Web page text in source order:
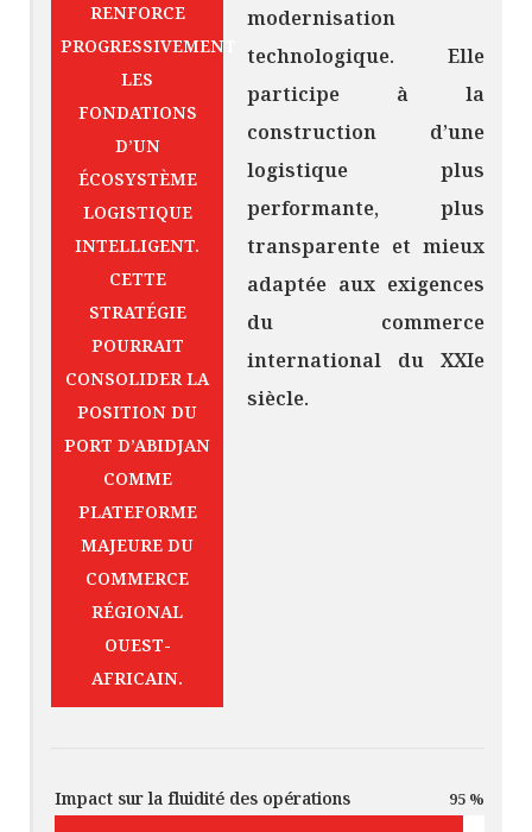
RENFORCE
PROGRESSIVEMENT
LES
FONDATIONS
D’UN
ÉCOSYSTÈME
LOGISTIQUE
INTELLIGENT.
CETTE
STRATÉGIE
POURRAIT
CONSOLIDER LA
POSITION DU
PORT D’ABIDJAN
COMME
PLATEFORME
MAJEURE DU
COMMERCE
RÉGIONAL
OUEST-
AFRICAIN.
modernisation
technologique. Elle
participe à la
construction d’une
logistique plus
performante, plus
transparente et mieux
adaptée aux exigences
du commerce
international du XXIe
siècle.
Impact sur la fluidité des opérations 95 %